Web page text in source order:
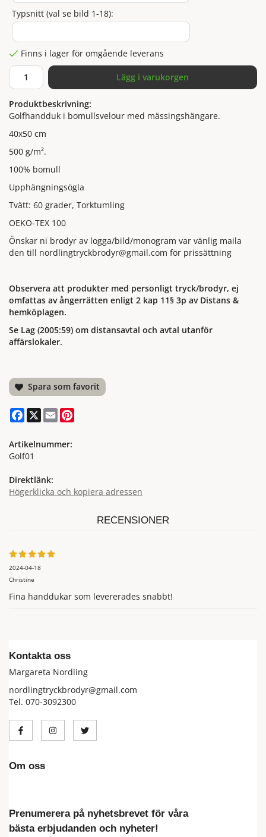
Typsnitt (val se bild 1-18):
Finns i lager för omgående leverans
Lägg i varukorgen
Produktbeskrivning:
Golfhandduk i bomullsvelour med mässingshängare.
40x50 cm
500 g/m².
100% bomull
Upphängningsögla
Tvätt: 60 grader, Torktumling
OEKO-TEX 100
Önskar ni brodyr av logga/bild/monogram var vänlig maila
den till nordlingtryckbrodyr@gmail.com för prissättning
Observera att produkter med personligt tryck/brodyr, ej
omfattas av ångerrätten enligt 2 kap 11§ 3p av Distans &
hemköplagen.
Se Lag (2005:59) om distansavtal och avtal utanför
affärslokaler.
Spara som favorit
Facebook
X Email
Artikelnummer:
Golf01
Direktlänk:
Högerklicka och kopiera adressen
RECENSIONER
2024-04-18
Christine
Fina handdukar som levererades snabbt!
Kontakta oss
Margareta Nordling
nordlingtryckbrodyr@gmail.com
Tel. 070-3092300
Om oss
Prenumerera på nyhetsbrevet för våra
bästa erbjudanden och nyheter!